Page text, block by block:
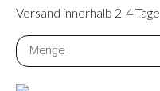
Versand innerhalb 2-4 Tage